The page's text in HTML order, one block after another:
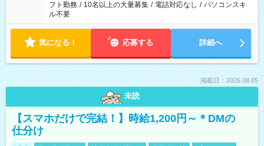
フト勤務 / 10名以上の大量募集 / 電話対応なし / パソコンスキ
ル不要
気になる！ 応募する 詳細へ
掲載日：2026.08.05
未読
【スマホだけで完結！】時給1,200円～＊DMの
仕分け